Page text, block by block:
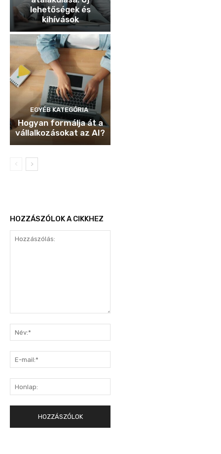
lehetőségek és
kihívások
EGYÉB KATEGÓRIA
Hogyan formálja át a
vállalkozásokat az AI?
HOZZÁSZÓLOK A CIKKHEZ
mail:*